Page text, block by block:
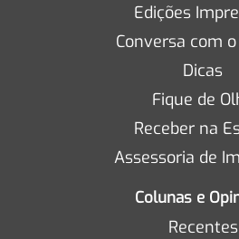
Edições
Conversa com
Dicas
Fique de
Receber na
Assessoria de
Colunas e
Recentes